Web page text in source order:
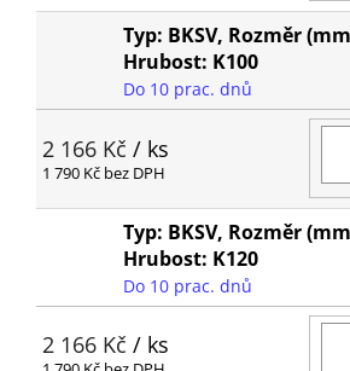
Typ: BKSV, Rozměr
Hrubost: K100
Do 10 prac. dnů
2 166 Kč / ks
1 790 Kč bez DPH
Typ: BKSV, Rozměr
Hrubost: K120
Do 10 prac. dnů
2 166 Kč / ks